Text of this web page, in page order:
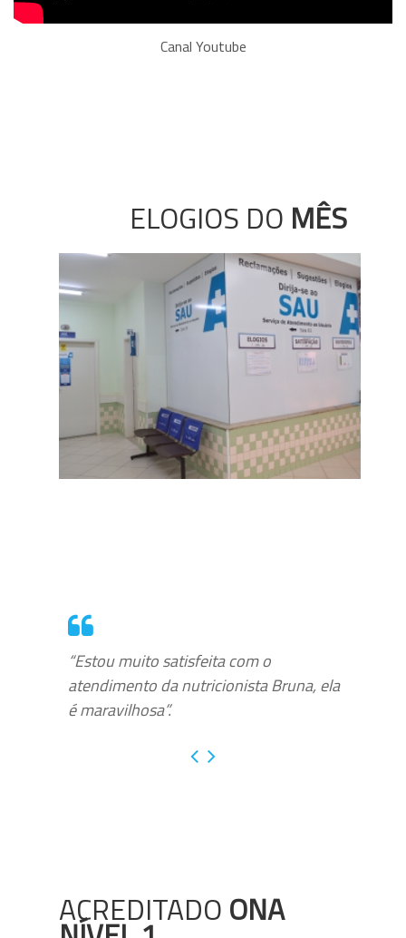
Canal Youtube
ELOGIOS DO MÊS
“Estou muito satisfeita com o
atendimento da nutricionista Bruna, ela
é maravilhosa”.
ACREDITADO ONA